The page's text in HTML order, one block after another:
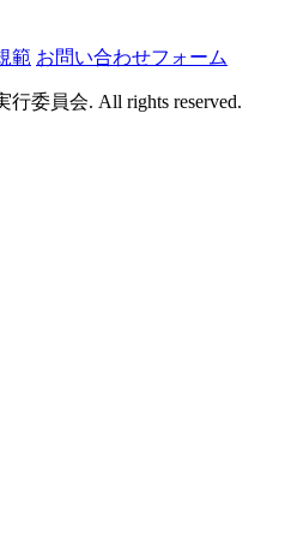
範 お問い合わせフォーム
委員会. All rights reserved.